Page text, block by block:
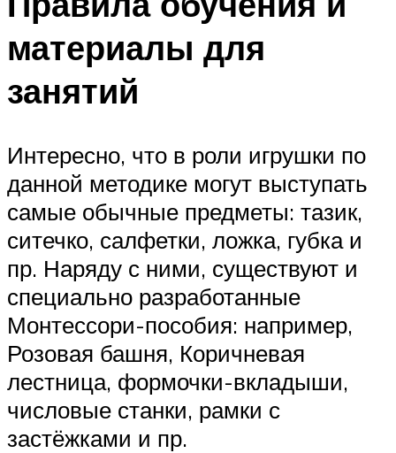
материалы для
занятий
Интересно, что в роли игрушки по
данной методике могут выступать
самые обычные предметы: тазик,
ситечко, салфетки, ложка, губка и
пр. Наряду с ними, существуют и
специально разработанные
Монтессори-пособия: например,
Розовая башня, Коричневая
лестница, формочки-вкладыши,
числовые станки, рамки с
застёжками и пр.